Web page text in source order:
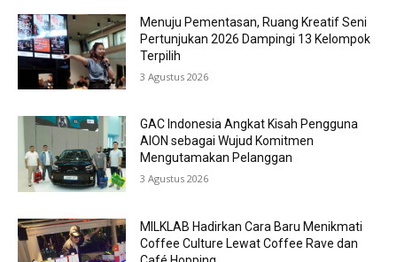
Menuju Pementasan, Ruang Kreatif Seni
Pertunjukan 2026 Dampingi 13 Kelompok
Terpilih
3 Agustus 2026
GAC Indonesia Angkat Kisah Pengguna
AION sebagai Wujud Komitmen
Mengutamakan Pelanggan
3 Agustus 2026
MILKLAB Hadirkan Cara Baru Menikmati
Coffee Culture Lewat Coffee Rave dan